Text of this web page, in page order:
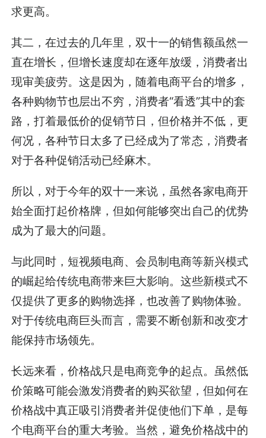
求更高。
其二，在过去的几年里，双十一的销售额虽然一
直在增长，但增长速度却在逐年放缓，消费者出
现审美疲劳。这是因为，随着电商平台的增多，
各种购物节也层出不穷，消费者“看透”其中的套
路，打着最低价的促销节日，但价格并不低，更
何况，各种节日太多了已经成为了常态，消费者
对于各种促销活动已经麻木。
所以，对于今年的双十一来说，虽然各家电商开
始全面打起价格牌，但如何能够突出自己的优势
成为了最大的问题。
与此同时，短视频电商、会员制电商等新兴模式
的崛起给传统电商带来巨大影响。这些新模式不
仅提供了更多的购物选择，也改善了购物体验。
对于传统电商巨头而言，需要不断创新和改变才
能保持市场领先。
长远来看，价格战只是电商竞争的起点。虽然低
价策略可能会激发消费者的购买欲望，但如何在
价格战中真正吸引消费者并促使他们下单，是每
个电商平台的重大考验。当然，避免价格战中的